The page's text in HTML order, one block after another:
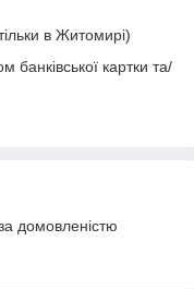
в Житомирі)
банківської картки та/
домовленістю